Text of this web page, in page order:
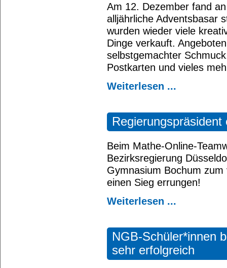
Am 12. Dezember fand
alljährliche Adventsbasar
wurden wieder viele
Dinge verkauft.
selbstgemachter
Postkarten und vieles
Weiterlesen ...
Beim Mathe-Online-
Bezirksregierung
Gymnasium Bochum
einen Sieg errungen!
Weiterlesen ...
NGB-Schüler*innen
sehr erfolgreich